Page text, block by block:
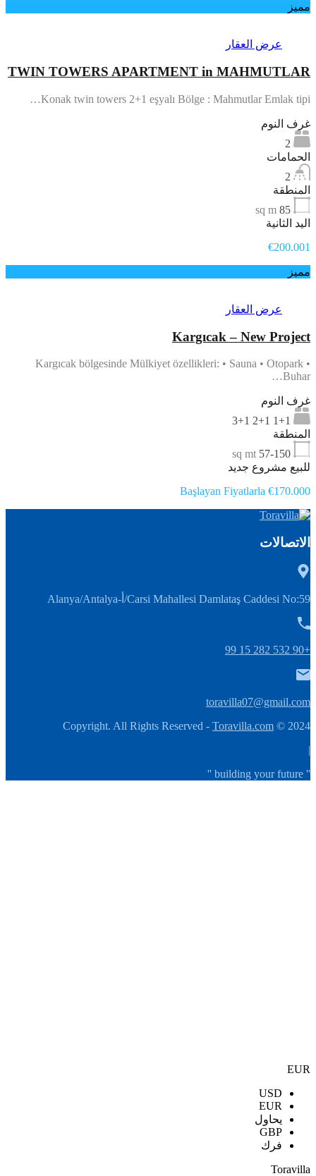
مميز
عرض العقار
TWIN TOWERS APARTMENT in MAHMUTLAR
Konak twin towers 2+1 eşyalı Bölge : Mahmutlar Emlak tipi…
غرف النوم
2
الحمامات
2
المنطقة
85
sq m
اليد الثانية
€200.001
مميز
عرض العقار
Kargıcak – New Project
Kargıcak bölgesinde Mülkiyet özellikleri: • Sauna • Otopark •
Buhar…
غرف النوم
1+1 2+1 3+1
المنطقة
57-150
sq mt
للبيع مشروع جديد
Başlayan Fiyatlarla €170.000
الاتصالات
Carsi Mahallesi Damlataş Caddesi No:59/أ-Alanya/Antalya
+90 532 282 15 99
toravilla07@gmail.com
2024 © Copyright. All Rights Reserved -
Toravilla.com
|
'' building your future ''
EUR
USD
EUR
يحاول
GBP
فرك
Toravilla